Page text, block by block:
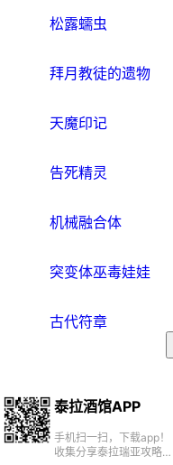
松露蠕虫
拜月教徒的遗物
天魔印记
告死精灵
机械融合体
突变体巫毒娃娃
古代符章
泰拉酒馆APP
手机扫一扫，下载app！
收集分享泰拉瑞亚攻略、